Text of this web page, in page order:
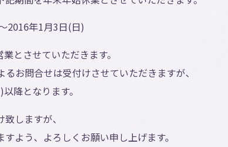
年1月3日(日)
とさせていただきます。
るお問合せは受付けさせていただきますが、
降となります。
しますが、
よう、よろしくお願い申し上げます。